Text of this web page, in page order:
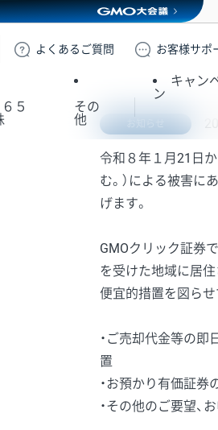
クリック証券
よくある ご質問 お客様サポ
５
その
他
キャン
ン
令和８年１月21日
む。）による被害に
げます。
GMOクリック証券
を受けた地域に居
便宜的措置を図らせ
・ご売却代金等の即
置
・お預かり有価証券
・その他のご要望、